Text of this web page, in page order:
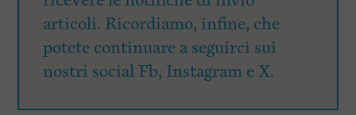
articoli. Ricordiamo, infine, che
potete continuare a seguirci sui
nostri social Fb, Instagram e X.